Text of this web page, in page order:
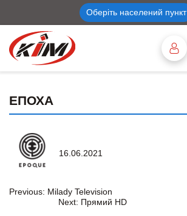
Оберіть населений пункт
ЕПОХА
16.06.2021
Навігація
Previous: Milady Television
Next: Прямий HD